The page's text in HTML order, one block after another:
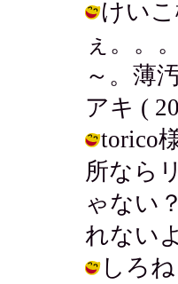
けい
ぇ。。
～。薄
アキ (
torico
所なら
ゃない
れない
しろ